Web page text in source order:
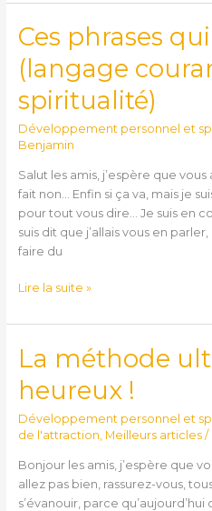
Ces phrases
(langage
spiritualité)
Développement personnel et
Benjamin
Salut les amis, j’espère que
fait non… Enfin si ça va, mais je
pour tout vous dire… Je suis en
suis dit que j’allais vous en
faire du
Ces
phrases
qui
m’énervent
(langage
courant
et
Lire la suite »
La méthode
heureux !
Développement personnel et
de l'attraction, Meilleurs articles/
Bonjour les amis, j’espère que
allez pas bien, rassurez-vous,
s’évanouir, parce
La
méthode
ultime
être
!